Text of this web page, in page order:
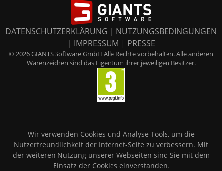
DATENSCHUTZERKLÄRUNG | NUTZUNGSBEDINGUNGEN
| IMPRESSUM | PRESSE
© 2026 GIANTS Software GmbH Alle Rechte vorbehalten. Alle anderen
Warenzeichen sind das Eigentum ihrer jeweiligen Besitzer.
Wir verwenden Cookies und Analyse Tools, um die
Nutzerfreundlichkeit der Internet-Seite zu verbessern. Mit
der weiteren Nutzung unserer Webseiten sind Sie mit dem
Einsatz der Cookies einverstanden.